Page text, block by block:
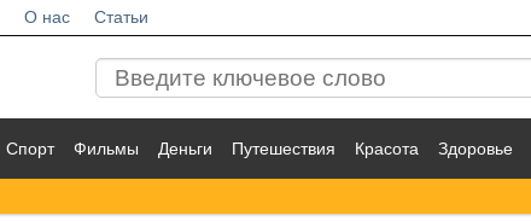
О нас Статьи
Спорт Фильмы Деньги Путешествия Красота Здоровье